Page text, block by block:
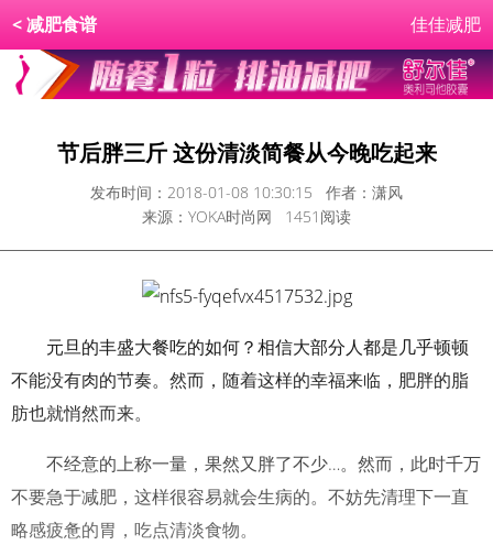
<减肥食谱 佳佳减肥
节后胖三斤 这份清淡简餐从今晚吃起来
发布时间：2018-01-08 10:30:15 作者：潇风
来源：YOKA时尚网 1451阅读
元旦的丰盛大餐吃的如何？相信大部分人都是几乎顿顿
不能没有肉的节奏。然而，随着这样的幸福来临，肥胖的脂
肪也就悄然而来。
不经意的上称一量，果然又胖了不少…。然而，此时千万
不要急于减肥，这样很容易就会生病的。不妨先清理下一直
略感疲惫的胃，吃点清淡食物。